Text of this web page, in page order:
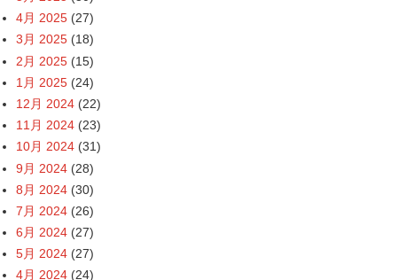
4月 2025 (27)
3月 2025 (18)
2月 2025 (15)
1月 2025 (24)
12月 2024 (22)
11月 2024 (23)
10月 2024 (31)
9月 2024 (28)
8月 2024 (30)
7月 2024 (26)
6月 2024 (27)
5月 2024 (27)
4月 2024 (24)